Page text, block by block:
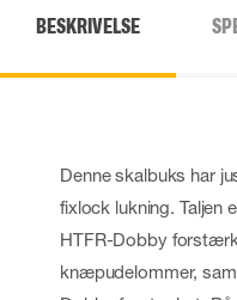
BESKRIVELSE
Denne skalbuks har
fixlock lukning. Taljen
HTFR-Dobby
knæpudelommer,